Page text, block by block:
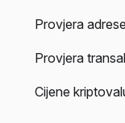
Provjera adrese
Provjera
Cijene